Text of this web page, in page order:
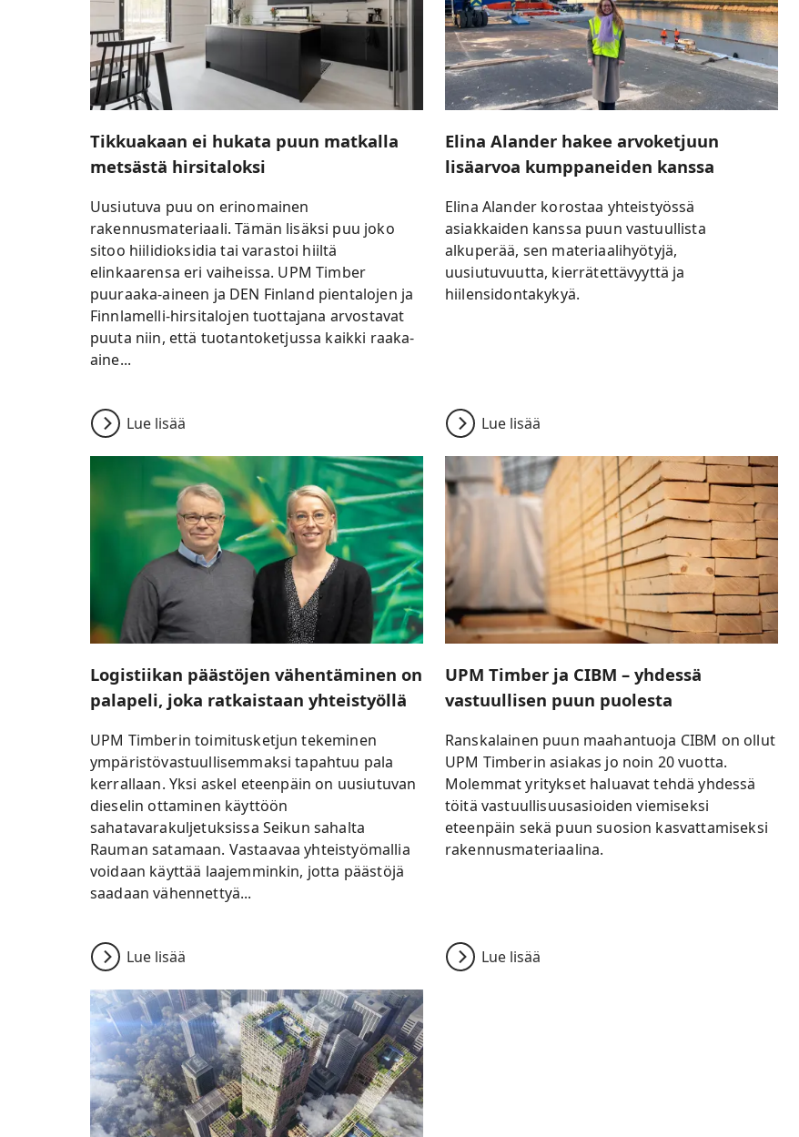
Tikkuakaan ei hukata puun matkalla
metsästä hirsitaloksi
Uusiutuva puu on erinomainen
rakennusmateriaali. Tämän lisäksi puu joko
sitoo hiilidioksidia tai varastoi hiiltä
elinkaarensa eri vaiheissa. UPM Timber
puuraaka-aineen ja DEN Finland pientalojen ja
Finnlamelli-hirsitalojen tuottajana arvostavat
puuta niin, että tuotantoketjussa kaikki raaka-
aine...
Lue lisää
Elina Alander hakee arvoketjuun
lisäarvoa kumppaneiden kanssa
Elina Alander korostaa yhteistyössä
asiakkaiden kanssa puun vastuullista
alkuperää, sen materiaalihyötyjä,
uusiutuvuutta, kierrätettävyyttä ja
hiilensidontakykyä.
Lue lisää
Logistiikan päästöjen vähentäminen on
palapeli, joka ratkaistaan yhteistyöllä
UPM Timberin toimitusketjun tekeminen
ympäristövastuullisemmaksi tapahtuu pala
kerrallaan. Yksi askel eteenpäin on uusiutuvan
dieselin ottaminen käyttöön
sahatavarakuljetuksissa Seikun sahalta
Rauman satamaan. Vastaavaa yhteistyömallia
voidaan käyttää laajemminkin, jotta päästöjä
saadaan vähennettyä...
Lue lisää
UPM Timber ja CIBM – yhdessä
vastuullisen puun puolesta
Ranskalainen puun maahantuoja CIBM on ollut
UPM Timberin asiakas jo noin 20 vuotta.
Molemmat yritykset haluavat tehdä yhdessä
töitä vastuullisuusasioiden viemiseksi
eteenpäin sekä puun suosion kasvattamiseksi
rakennusmateriaalina.
Lue lisää